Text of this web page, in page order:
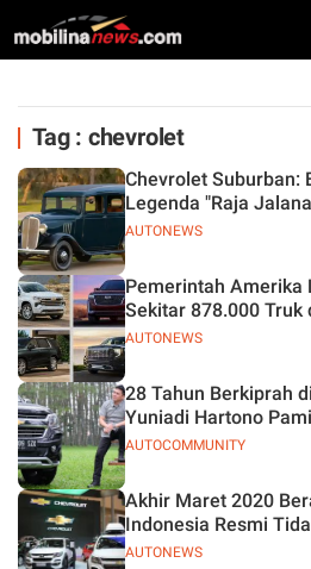
Tag : chevrolet
AUTONEWS
Chevrolet Suburban:
Legenda "Raja
AUTONEWS
Pemerintah Amerika
Sekitar 878.000 Truk
AUTOCOMMUNITY
28 Tahun Berkiprah
Yuniadi Hartono
AUTONEWS
Akhir Maret 2020
Indonesia Resmi